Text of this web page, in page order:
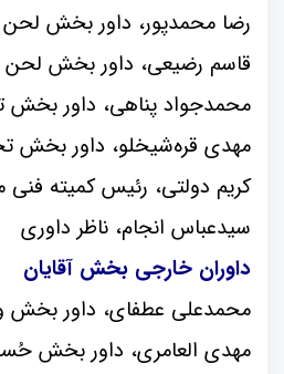
رضا محمدپور، داور بخش لحن
قاسم رضیعی، داور بخش لحن
محمدجواد پناهی، داور بخش
مهدی قره‌شیخلو، داور بخش
کریم دولتی، رئیس کمیته فنی
سیدعباس انجام، ناظر داوری
داوران خارجی بخش آقایان
محمدعلی عطفای، داور بخش
مهدی العامری، داور بخش